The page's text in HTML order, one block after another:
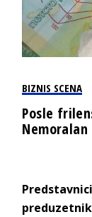
BIZNIS SCENA
Posle
Nemoralan